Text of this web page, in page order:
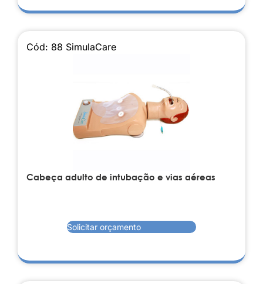
Cód: 88 SimulaCare
Cabeça adulto de intubação e vias aéreas
Solicitar orçamento